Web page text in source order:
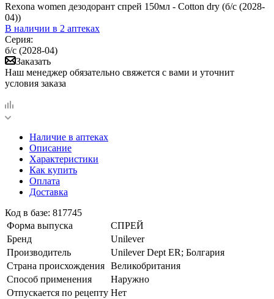
Rexona women дезодорант спрей 150мл - Cotton dry (б/с (2028-
04))
В наличии в 2 аптеках
Серия:
б/с (2028-04)
Заказать
Наш менеджер обязательно свяжется с вами и уточнит
условия заказа
Наличие в аптеках
Описание
Характеристики
Как купить
Оплата
Доставка
Код в базе: 817745
Форма выпуска
СПРЕЙ
Бренд
Unilever
Производитель
Unilever Dept ER; Болгария
Страна происхождения Великобритания
Способ применения
Наружно
Отпускается по рецепту Нет